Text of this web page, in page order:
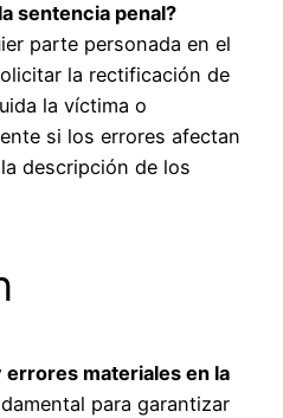
sentencia penal?
parte personada en el
la rectificación de
la víctima o
si los errores afectan
descripción de los
errores materiales en la
para garantizar